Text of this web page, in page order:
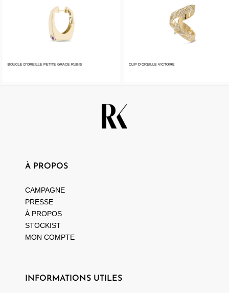
BOUCLE D’OREILLE PETITE GRACE RUBIS CLIP D’OREILLE VICTOIRE
À PROPOS
CAMPAGNE
PRESSE
À PROPOS
STOCKIST
MON COMPTE
INFORMATIONS UTILES